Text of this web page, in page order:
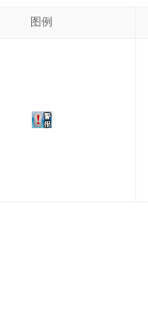
图例